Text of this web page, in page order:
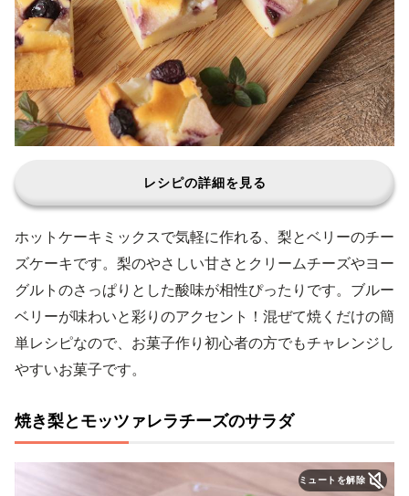
レシピの詳細を見る
ホットケーキミックスで気軽に作れる、梨とベリーのチー
ズケーキです。梨のやさしい甘さとクリームチーズやヨー
グルトのさっぱりとした酸味が相性ぴったりです。ブルー
ベリーが味わいと彩りのアクセント！混ぜて焼くだけの簡
単レシピなので、お菓子作り初心者の方でもチャレンジし
やすいお菓子です。
焼き梨とモッツァレラチーズのサラダ
ミュートを解除